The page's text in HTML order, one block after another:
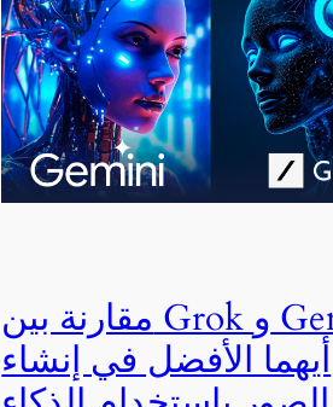
مقارنة بين Grok و Gemini:
أيهما الأفضل في إنشاء